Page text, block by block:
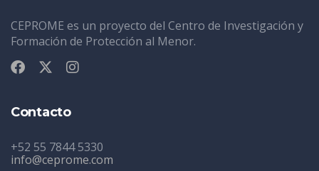
CEPROME es un proyecto del Centro de Investigación y
Formación de Protección al Menor.
Contacto
+52 55 7844 5330
info@ceprome.com